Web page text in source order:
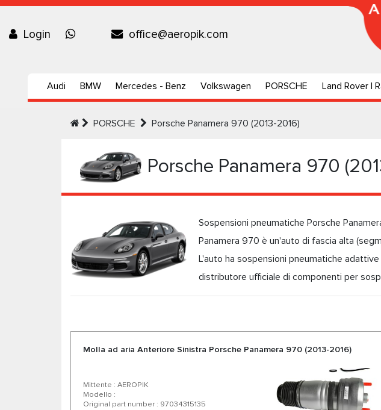
Login office@aeropik.com
Audi BMW Mercedes - Benz Volkswagen PORSCHE Land Rover |
PORSCHE Porsche Panamera 970 (2013-2016)
Porsche Panamera 970
Sospensioni pneumatiche Porsche
Panamera 970 è un'auto di fascia alta
L'auto ha sospensioni pneumatiche
distributore ufficiale di componenti per
ammortizzatori per Porsche Panamera 970 a prezzi competitivi e la
Panamera 970 da produttori tedeschi e americani di fiducia. Goditi un
la tua auto.
Molla ad aria Anteriore Sinistra Porsche Panamera 970 (2013-2016)
Mittente : AEROPIK
Modello :
Original part number : 97034315135